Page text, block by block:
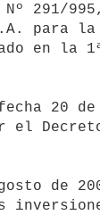
291/
para la
en la
20 de
el
de